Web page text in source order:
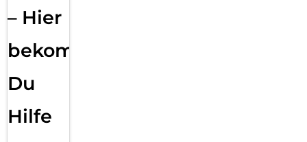
– Hier
bekommst
Du
Hilfe